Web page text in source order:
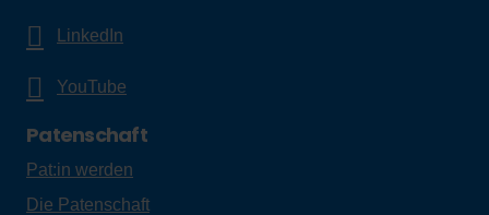
LinkedIn
YouTube
Patenschaft
Pat:in werden
Die Patenschaft